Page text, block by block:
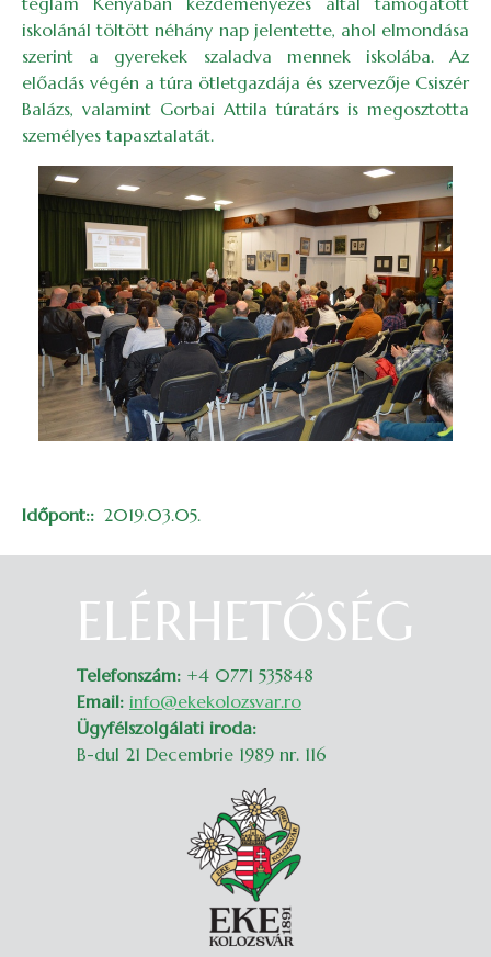
iskolánál töltött néhány nap jelentette, ahol elmondása
szerint a gyerekek szaladva mennek iskolába. Az
előadás végén a túra ötletgazdája és szervezője Csiszér
Balázs, valamint Gorbai Attila túratárs is megosztotta
személyes tapasztalatát.
Image
Időpont: 2019.03.05.
ELÉRHETŐSÉG
Telefonszám: +4 0771 535848
Email: info@ekekolozsvar.ro
Ügyfélszolgálati iroda:
B-dul 21 Decembrie 1989 nr. 116